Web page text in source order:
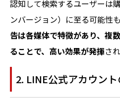
認知して検索するユーザーは
ンバージョン）に至る可能性
告は各媒体で特徴があり、複
ることで、高い効果が発揮さ
2. LINE公式アカウン